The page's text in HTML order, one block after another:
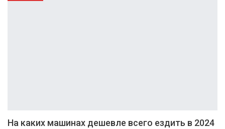
На каких машинах дешевле всего ездить в 2024